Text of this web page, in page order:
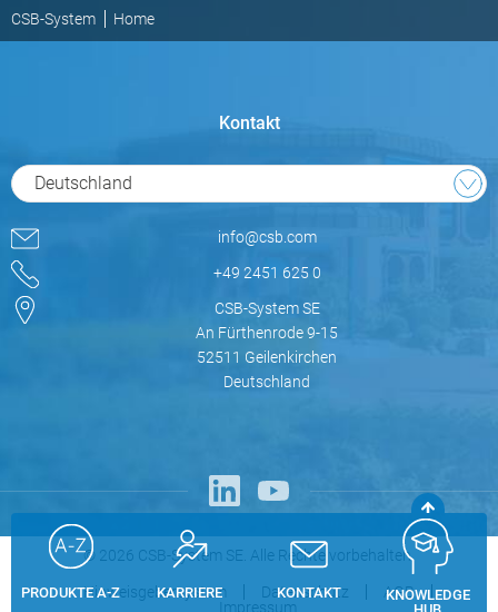
PRODUKTE A-Z KARRIERE KONTAKT
KNOWLEDGE
CSB-System Home
Kontakt
Deutschland
info@csb.com
+49 2451 625 0
CSB-System SE
An Fürthenrode 9-15
52511 Geilenkirchen
Deutschland
© 2026 CSB-System SE. Alle Rechte vorbehalten.
Hinweisgebersystem Datenschutz
AGB
Impressum